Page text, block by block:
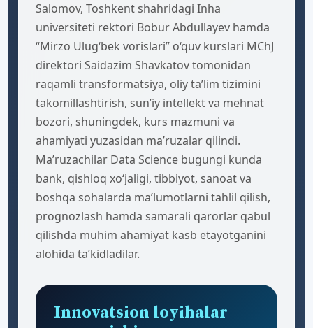
fan va innovatsiyalar vaziri o‘rinbosari O‘ktam
Salomov, Toshkent shahridagi Inha
universiteti rektori Bobur Abdullayev hamda
“Mirzo Ulug‘bek vorislari” o‘quv kurslari MChJ
direktori Saidazim Shavkatov tomonidan
raqamli transformatsiya, oliy ta’lim tizimini
takomillashtirish, sun’iy intellekt va mehnat
bozori, shuningdek, kurs mazmuni va
ahamiyati yuzasidan ma’ruzalar qilindi.
Ma’ruzachilar Data Science bugungi kunda
bank, qishloq xo‘jaligi, tibbiyot, sanoat va
boshqa sohalarda ma’lumotlarni tahlil qilish,
prognozlash hamda samarali qarorlar qabul
qilishda muhim ahamiyat kasb etayotganini